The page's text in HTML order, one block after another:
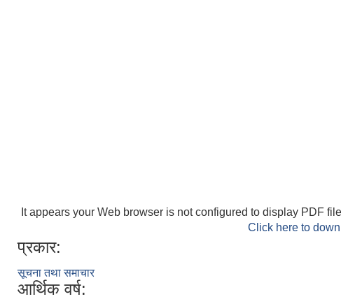
It appears your Web browser is not configured to display PDF
Click here to
प्रकार:
सूचना तथा समाचार
आर्थिक वर्ष: